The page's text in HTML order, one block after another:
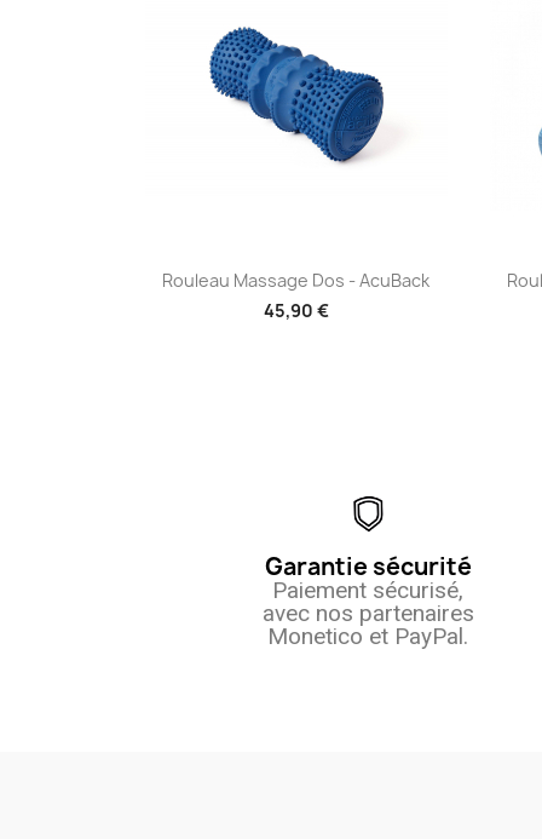
Aperçu rapide
Rouleau Massage Dos - AcuBack
45,90 €
Garantie sécurité
Paiement sécurisé,
avec nos partenaires
Monetico et PayPal.